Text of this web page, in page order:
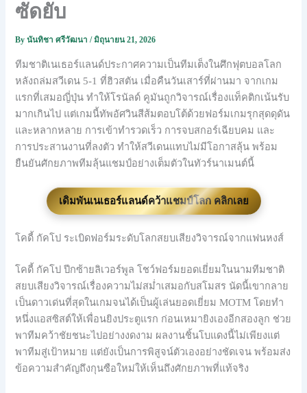
ซัดยับ
Byนันทิชา ศรีวัฒนา/มิถุนายน 21, 2026
ทีมชาติเนเธอร์แลนด์ประกาศความเป็นทีมเต็งในศึกฟุตบอลโลก
หลังถล่มสวีเดน 5-1 ที่ฮิวสตัน เมื่อคืนวันเสาร์ที่ผ่านมา จากเกม
แรกที่เสมอญี่ปุ่น ทำให้โรนัลด์ คูมันถูกวิจารณ์เรื่องแท็คติกเน้นรับ
มากเกินไป แต่เกมนี้ทัพอัศวินสีส้มตอบโต้ด้วยฟอร์มเกมรุกสุดดุดัน
และหลากหลาย การเข้าทำรวดเร็ว การจบสกอร์เฉียบคม และ
การประสานงานที่ลงตัว ทำให้สวีเดนแทบไม่มีโอกาสลุ้น พร้อม
ยืนยันศักยภาพทีมลุ้นแชมป์อย่างเต็มตัวในทัวร์นาเมนต์นี้
เดิมพันเนเธอร์แลนด์คว้าแชมป์โลก คลิกเลย
โคดี้ กัคโป ระเบิดฟอร์มระดับโลกสยบเสียงวิจารณ์จากแฟนหงส์
โคดี้ กัคโป ปีกซ้ายลิเวอร์พูล โชว์ฟอร์มยอดเยี่ยมในนามทีมชาติ
สยบเสียงวิจารณ์เรื่องความไม่สม่ำเสมอกับสโมสร นัดนี้เขากลาย
เป็นดาวเด่นที่สุดในเกมจนได้เป็นผู้เล่นยอดเยี่ยม MOTM โดยทำ
หนึ่งแอสซิสต์ให้เพื่อนยิงประตูแรก ก่อนเหมายิงเองอีกสองลูก ช่วย
พาทีมคว้าชัยชนะไปอย่างงดงาม ผลงานชิ้นโบแดงนี้ไม่เพียงแต่
พาทีมสู่เป้าหมาย แต่ยังเป็นการพิสูจน์ตัวเองอย่างชัดเจน พร้อมส่ง
ข้อความสำคัญถึงกุนซือใหม่ให้เห็นถึงศักยภาพที่แท้จริง